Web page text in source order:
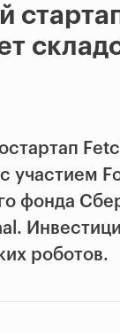
участием
фонда
роботов.